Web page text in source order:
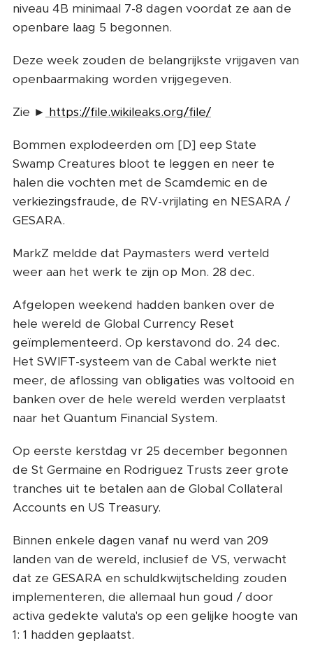
niveau 4B minimaal 7-8 dagen voordat ze aan de
openbare laag 5 begonnen.
Deze week zouden de belangrijkste vrijgaven van
openbaarmaking worden vrijgegeven.
Zie ► https://file.wikileaks.org/file/
Bommen explodeerden om [D] eep State
Swamp Creatures bloot te leggen en neer te
halen die vochten met de Scamdemic en de
verkiezingsfraude, de RV-vrijlating en NESARA /
GESARA.
MarkZ meldde dat Paymasters werd verteld
weer aan het werk te zijn op Mon. 28 dec.
Afgelopen weekend hadden banken over de
hele wereld de Global Currency Reset
geïmplementeerd. Op kerstavond do. 24 dec.
Het SWIFT-systeem van de Cabal werkte niet
meer, de aflossing van obligaties was voltooid en
banken over de hele wereld werden verplaatst
naar het Quantum Financial System.
Op eerste kerstdag vr 25 december begonnen
de St Germaine en Rodriguez Trusts zeer grote
tranches uit te betalen aan de Global Collateral
Accounts en US Treasury.
Binnen enkele dagen vanaf nu werd van 209
landen van de wereld, inclusief de VS, verwacht
dat ze GESARA en schuldkwijtschelding zouden
implementeren, die allemaal hun goud / door
activa gedekte valuta's op een gelijke hoogte van
1: 1 hadden geplaatst.